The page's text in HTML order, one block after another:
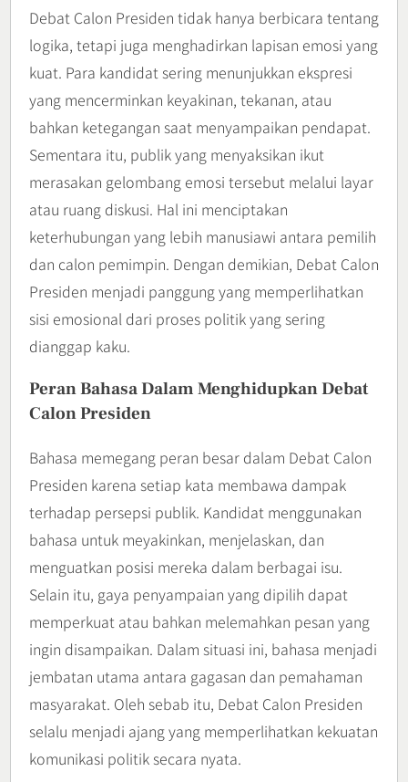
Debat Calon Presiden tidak hanya berbicara tentang
logika, tetapi juga menghadirkan lapisan emosi yang
kuat. Para kandidat sering menunjukkan ekspresi
yang mencerminkan keyakinan, tekanan, atau
bahkan ketegangan saat menyampaikan pendapat.
Sementara itu, publik yang menyaksikan ikut
merasakan gelombang emosi tersebut melalui layar
atau ruang diskusi. Hal ini menciptakan
keterhubungan yang lebih manusiawi antara pemilih
dan calon pemimpin. Dengan demikian, Debat Calon
Presiden menjadi panggung yang memperlihatkan
sisi emosional dari proses politik yang sering
dianggap kaku.
Peran Bahasa Dalam Menghidupkan Debat
Calon Presiden
Bahasa memegang peran besar dalam Debat Calon
Presiden karena setiap kata membawa dampak
terhadap persepsi publik. Kandidat menggunakan
bahasa untuk meyakinkan, menjelaskan, dan
menguatkan posisi mereka dalam berbagai isu.
Selain itu, gaya penyampaian yang dipilih dapat
memperkuat atau bahkan melemahkan pesan yang
ingin disampaikan. Dalam situasi ini, bahasa menjadi
jembatan utama antara gagasan dan pemahaman
masyarakat. Oleh sebab itu, Debat Calon Presiden
selalu menjadi ajang yang memperlihatkan kekuatan
komunikasi politik secara nyata.